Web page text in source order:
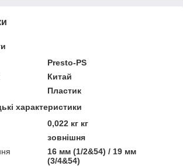
Presto-PS
Китай
Пластик
характеристики
0,022 кг кг
зовнішня
16 мм (1/2&54) / 19 мм
(3/4&54)